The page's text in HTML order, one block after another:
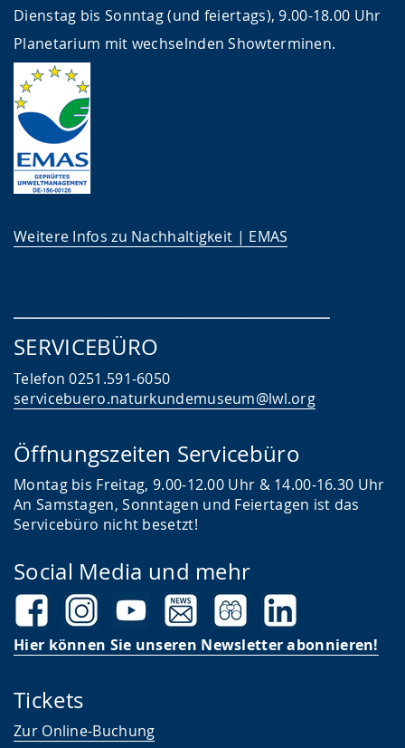
Dienstag bis Sonntag (und feiertags), 9.00-18.00 Uhr
Planetarium mit wechselnden Showterminen.
Weitere Infos zu Nachhaltigkeit | EMAS
SERVICEBÜRO
Telefon 0251.591-6050
servicebuero.naturkundemuseum@lwl.org
Öffnungszeiten Servicebüro
Montag bis Freitag, 9.00-12.00 Uhr & 14.00-16.30 Uhr
An Samstagen, Sonntagen und Feiertagen ist das
Servicebüro nicht besetzt!
Social Media und mehr
Hier können Sie unseren Newsletter abonnieren!
Tickets
Zur Online-Buchung